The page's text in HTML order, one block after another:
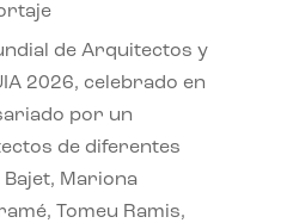
de Arquitectos y
2026, celebrado en
por un
de diferentes
Mariona
Tomeu Ramis,